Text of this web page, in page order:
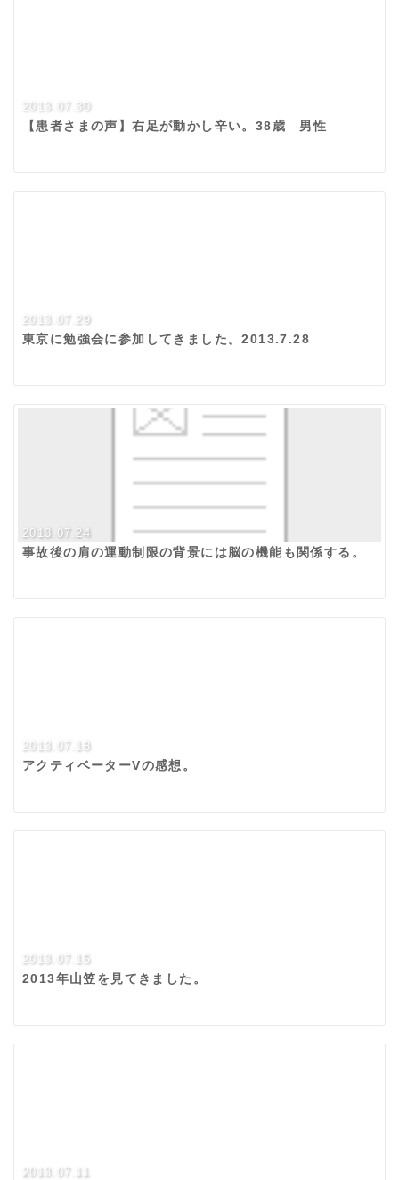
2013.07.30
【患者さまの声】右足が動かし辛い。38歳 男性
2013.07.29
東京に勉強会に参加してきました。2013.7.28
2013.07.24
事故後の肩の運動制限の背景には脳の機能も関係する。
2013.07.18
アクティベーターVの感想。
2013.07.15
2013年山笠を見てきました。
2013.07.11